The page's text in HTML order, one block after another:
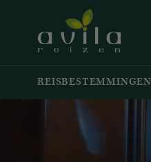
REISBESTEMMINGEN